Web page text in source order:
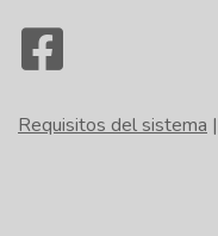
Requisitos del sistema |